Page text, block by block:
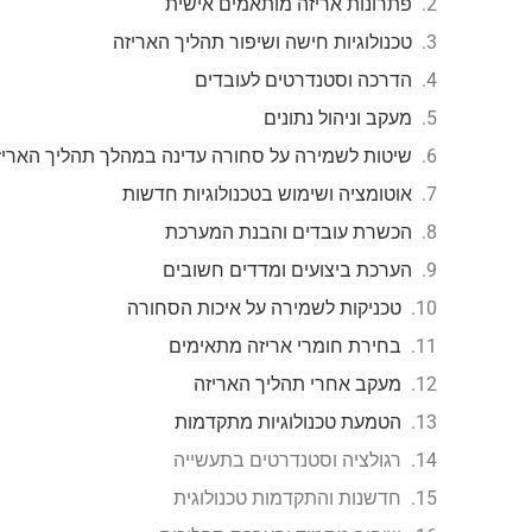
טכנולוגיות חישה ושיפור תהליך האריזה
הדרכה וסטנדרטים לעובדים
מעקב וניהול נתונים
שיטות לשמירה על סחורה עדינה במהלך תהליך
אוטומציה ושימוש בטכנולוגיות חדשות
הכשרת עובדים והבנת המערכת
הערכת ביצועים ומדדים חשובים
טכניקות לשמירה על איכות הסחורה
בחירת חומרי אריזה מתאימים
מעקב אחרי תהליך האריזה
הטמעת טכנולוגיות מתקדמות
רגולציה וסטנדרטים בתעשייה
חדשנות והתקדמות טכנולוגית